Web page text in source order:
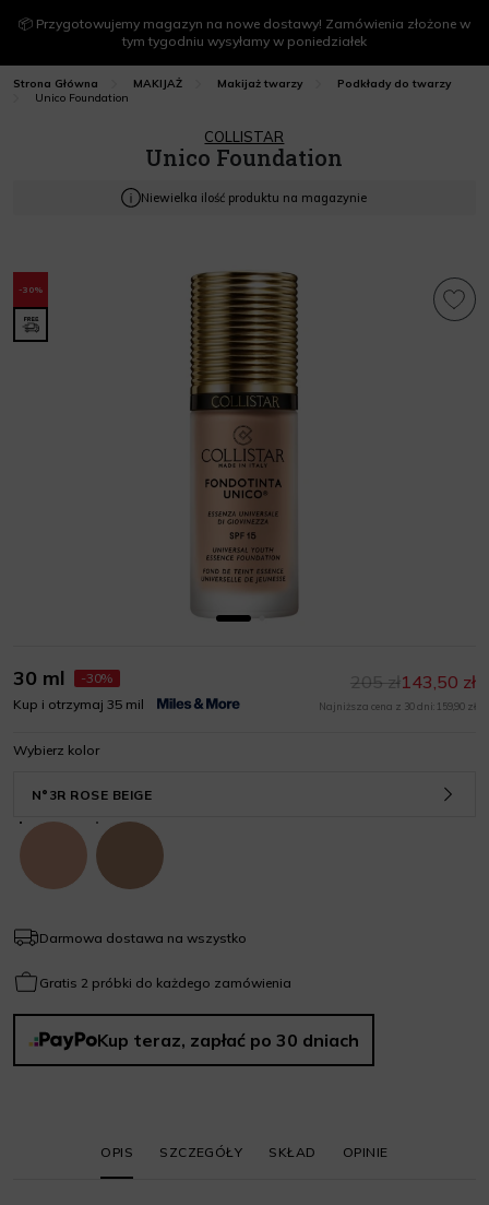
📦 Przygotowujemy magazyn na nowe dostawy! Zamówienia złożone w
tym tygodniu wysyłamy w poniedziałek
Strona Główna MAKIJAŻ Makijaż twarzy
Podkłady do twarzy
Unico Foundation
COLLISTAR
Unico Foundation
Niewielka ilość produktu na magazynie
-30%
Wybierz kolor
N°3R ROSE BEIGE
30 ml
-30%
Kup i otrzymaj 35 mil
143,50 zł
205 zł
Najniższa cena z 30 dni: 159,90 zł
Darmowa dostawa na wszystko
Gratis 2 próbki do każdego zamówienia
Kup teraz, zapłać po 30 dniach
OPIS SZCZEGÓŁY SKŁAD OPINIE